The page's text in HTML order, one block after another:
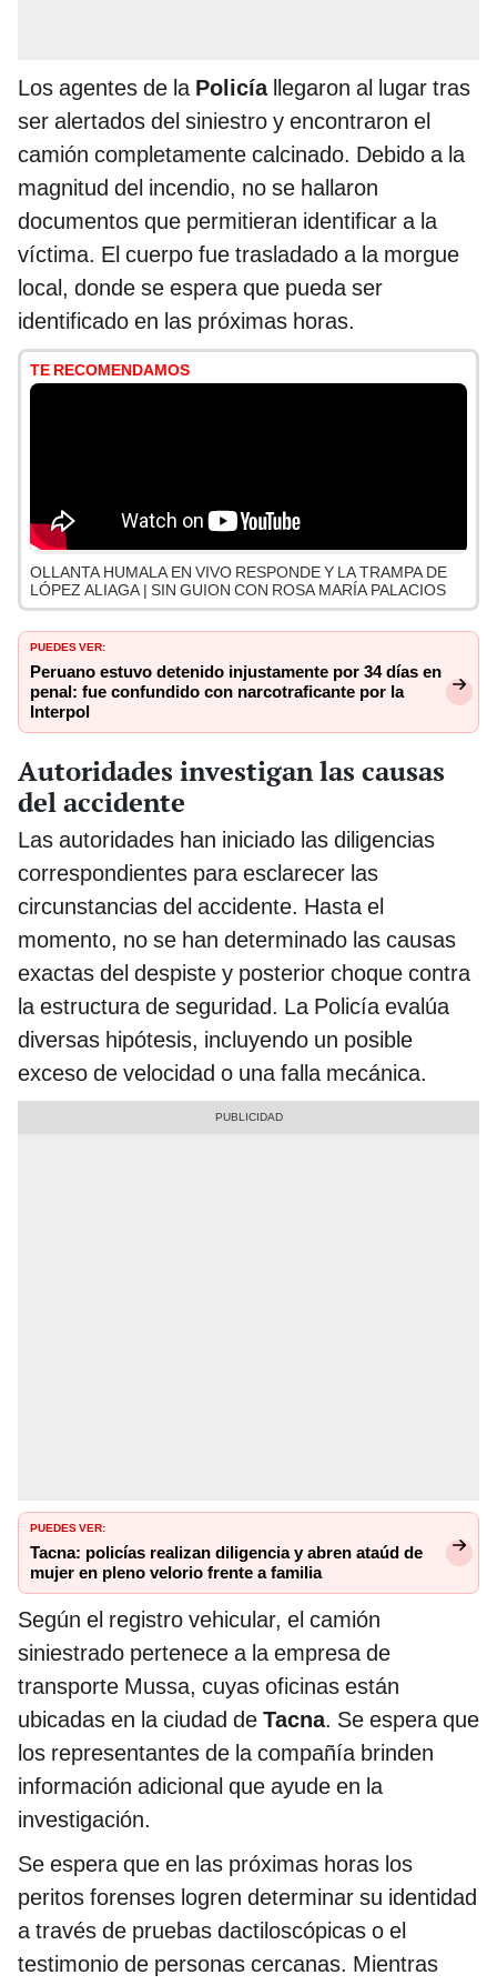
Los agentes de la Policíallegaron al lugar tras
ser alertados del siniestro y encontraron el
camión completamente calcinado. Debido a la
magnitud del incendio, no se hallaron
documentos que permitieran identificar a la
víctima. El cuerpo fue trasladado a la morgue
local, donde se espera que pueda ser
identificado en las próximas horas.
TE RECOMENDAMOS
OLLANTA HUMALA EN VIVO RESPONDE Y LA TRAMPA DE
LÓPEZ ALIAGA | SIN GUION CON ROSA MARÍA PALACIOS
PUEDES VER:
Peruano estuvo detenido injustamente por 34 días en
penal: fue confundido con narcotraficante por la
Interpol
Autoridades investigan las causas
del accidente
Las autoridades han iniciado las diligencias
correspondientes para esclarecer las
circunstancias del accidente. Hasta el
momento, no se han determinado las causas
exactas del despiste y posterior choque contra
la estructura de seguridad. La Policía evalúa
diversas hipótesis, incluyendo un posible
exceso de velocidad o una falla mecánica.
PUEDES VER:
Tacna: policías realizan diligencia y abren ataúd de
mujer en pleno velorio frente a familia
Según el registro vehicular, el camión
siniestrado pertenece a la empresa de
transporte Mussa, cuyas oficinas están
ubicadas en la ciudad de Tacna. Se espera que
los representantes de la compañía brinden
información adicional que ayude en la
investigación.
Se espera que en las próximas horas los
peritos forenses logren determinar su identidad
a través de pruebas dactiloscópicas o el
testimonio de personas cercanas. Mientras